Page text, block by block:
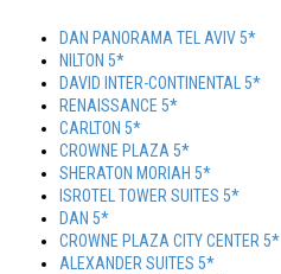
DAN PANORAMA TEL AVIV 5*
NILTON 5*
DAVID INTER-CONTINENTAL 5*
RENAISSANCE 5*
CARLTON 5*
CROWNE PLAZA 5*
SHERATON MORIAH 5*
ISROTEL TOWER SUITES 5*
DAN 5*
CROWNE PLAZA CITY CENTER 5*
ALEXANDER SUITES 5*